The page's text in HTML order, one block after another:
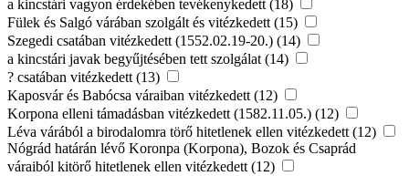
a kincstári vagyon érdekében tevékenykedett (18)
Fülek és Salgó várában szolgált és vitézkedett (15)
Szegedi csatában vitézkedett (1552.02.19-20.) (14)
a kincstári javak begyűjtésében tett szolgálat (14)
? csatában vitézkedett (13)
Kaposvár és Babócsa váraiban vitézkedett (12)
Korpona elleni támadásban vitézkedett (1582.11.05.) (12)
Léva várából a birodalomra törő hitetlenek ellen vitézkedett (12)
Nógrád határán lévő Koronpa (Korpona), Bozok és Csaprád
váraiból kitörő hitetlenek ellen vitézkedett (12)